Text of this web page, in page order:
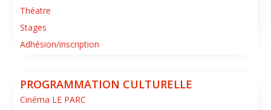
Théatre
Stages
Adhésion/inscription
PROGRAMMATION CULTURELLE
Cinéma LE PARC